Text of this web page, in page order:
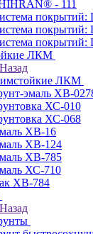
- 111
покрытий:
ЛКМ
Назад
ЛКМ
эмаль ХВ-
ХС-010
ХС-068
ХВ-16
ХВ-124
ХВ-785
ХС-710
ХВ-784
Назад